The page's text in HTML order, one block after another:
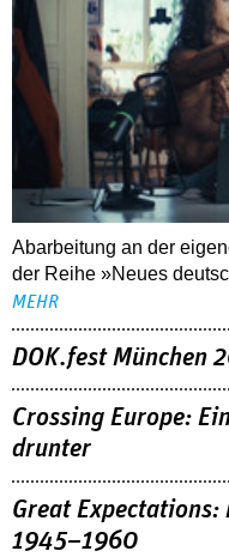
Abarbeitung an der
der Reihe »Neues
MEHR
DOK.fest München
Crossing Europe:
drunter
Great
1945–1960